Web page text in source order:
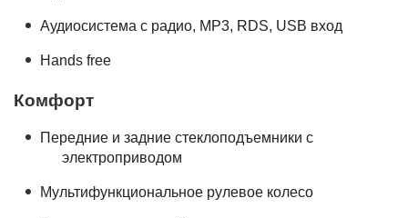
Аудиосистема с радио, MP3, RDS, USB вход
Hands free
Комфорт
Передние и задние стеклоподъемники с
электроприводом
Мультифункциональное рулевое колесо